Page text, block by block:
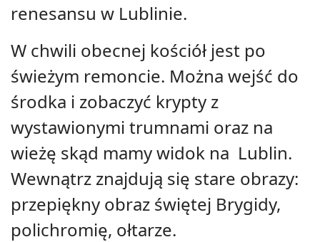
renesansu w Lublinie.
W chwili obecnej kościół jest po
świeżym remoncie. Można wejść do
środka i zobaczyć krypty z
wystawionymi trumnami oraz na
wieżę skąd mamy widok na Lublin.
Wewnątrz znajdują się stare obrazy:
przepiękny obraz świętej Brygidy,
polichromię, ołtarze.